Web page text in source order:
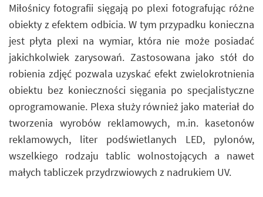
Miłośnicy fotografii sięgają po plexi fotografując różne
obiekty z efektem odbicia. W tym przypadku konieczna
jest płyta plexi na wymiar, która nie może posiadać
jakichkolwiek zarysowań. Zastosowana jako stół do
robienia zdjęć pozwala uzyskać efekt zwielokrotnienia
obiektu bez konieczności sięgania po specjalistyczne
oprogramowanie. Plexa służy również jako materiał do
tworzenia wyrobów reklamowych, m.in. kasetonów
reklamowych, liter podświetlanych LED, pylonów,
wszelkiego rodzaju tablic wolnostojących a nawet
małych tabliczek przydrzwiowych z nadrukiem UV.